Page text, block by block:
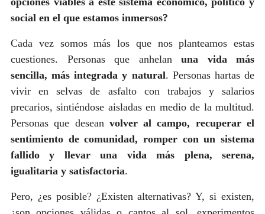
social en el que estamos inmersos?
Cada vez somos más los que nos planteamos estas
cuestiones. Personas que anhelan una vida más
sencilla, más integrada y natural. Personas hartas de
vivir en selvas de asfalto con trabajos y salarios
precarios, sintiéndose aisladas en medio de la multitud.
Personas que desean volver al campo, recuperar el
sentimiento de comunidad, romper con un sistema
fallido y llevar una vida más plena, serena,
igualitaria y satisfactoria.
Pero, ¿es posible? ¿Existen alternativas? Y, si existen,